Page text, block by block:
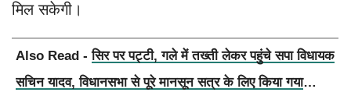
मिल सकेगी।
Also Read -सिर पर पट्टी, गले में तख्ती लेकर पहुंचे सपा विधायक
सचिन यादव, विधानसभा से पूरे मानसून सत्र के लिए किया गया